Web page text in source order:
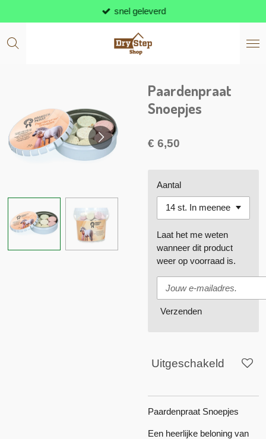
direct
naar
snel geleverd
Paardenpraat
Snoepjes
€ 6,50
Aantal
Laat het me weten
wanneer dit product
weer op voorraad is.
Verzenden
Uitgeschakeld
Paardenpraat Snoepjes
Een heerlijke beloning van